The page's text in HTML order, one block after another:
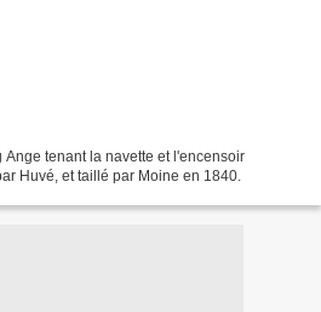
tenant la navette et l'encensoir
Huvé, et taillé par Moine en 1840.